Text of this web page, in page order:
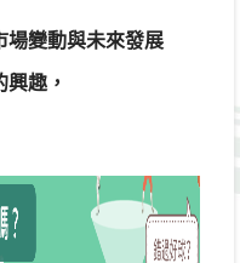
場變動與未來發展
趣，